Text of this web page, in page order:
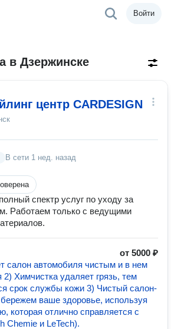
Войти
в Дзержинске
центр CARDESIGN
В сети 1 нед. назад
спектр услуг по уходу за
Работаем только с ведущими
от 5000 ₽
салон автомобиля чистым и в нем
2) Химчистка удаляет грязь, тем
срок службы кожи 3) Чистый салон-
ваше здоровье, используя
которая отлично справляется с
Chemie и LeTech).